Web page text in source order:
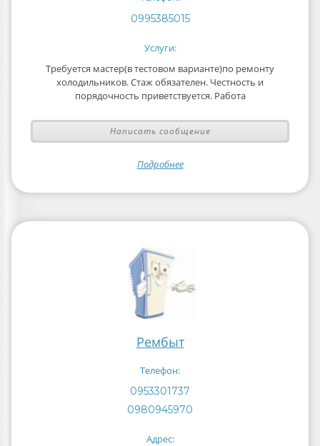
0995385015
Услуги:
Требуется мастер(в тестовом варианте)по ремонту
холодильников. Стаж обязателен. Честность и
порядочность приветствуется. Работа
Написать сообщение
Подробнее
Рембыт
Телефон:
0953301737
0980945970
Адрес: